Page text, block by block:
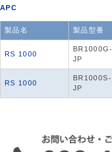
APC
製品名 製品型番
RS 1000
BR1000G-
JP
RS 1000
BR1000S-
JP